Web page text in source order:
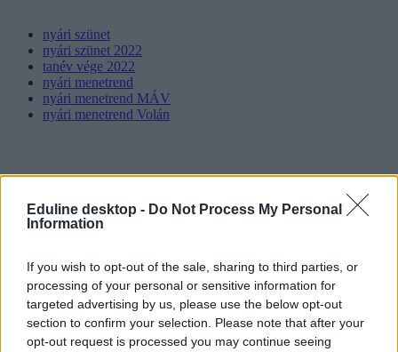
Eduline desktop - Do Not Process My Personal
Information
If you wish to opt-out of the sale, sharing to third parties, or
processing of your personal or sensitive information for
targeted advertising by us, please use the below opt-out
section to confirm your selection. Please note that after your
opt-out request is processed you may continue seeing
nyári szünet
nyári szünet 2022
tanév vége 2022
nyári menetrend
nyári menetrend MÁV
nyári menetrend Volán